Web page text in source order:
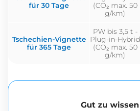
für 30 Tage
(CO₂ max. 50
g/km)
Tschechien-Vignette
für 365 Tage
PW bis 3,5 t -
Plug-in-Hybrid
(CO₂ max. 50
g/km)
Gut zu wissen